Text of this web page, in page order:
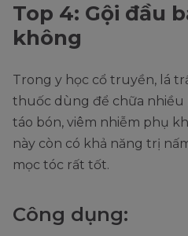
Top 4: Gội đầu
không
Trong y học cổ truyền, lá
thuốc dùng để chữa nhiều
táo bón, viêm nhiễm phụ
này còn có khả năng trị
mọc tóc rất tốt.
Công dụng: